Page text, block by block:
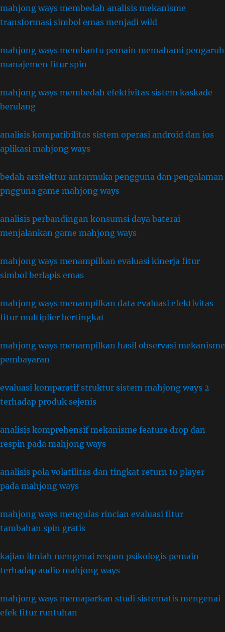
mahjong ways membedah analisis mekanisme
transformasi simbol emas menjadi wild
mahjong ways membantu pemain memahami pengaruh
manajemen fitur spin
mahjong ways membedah efektivitas sistem kaskade
berulang
analisis kompatibilitas sistem operasi android dan ios
aplikasi mahjong ways
bedah arsitektur antarmuka pengguna dan pengalaman
pngguna game mahjong ways
analisis perbandingan konsumsi daya baterai
menjalankan game mahjong ways
mahjong ways menampilkan evaluasi kinerja fitur
simbol berlapis emas
mahjong ways menampilkan data evaluasi efektivitas
fitur multiplier bertingkat
mahjong ways menampilkan hasil observasi mekanisme
pembayaran
evaluasi komparatif struktur sistem mahjong ways 2
terhadap produk sejenis
analisis komprehensif mekanisme feature drop dan
respin pada mahjong ways
analisis pola volatilitas dan tingkat return to player
pada mahjong ways
mahjong ways mengulas rincian evaluasi fitur
tambahan spin gratis
kajian ilmiah mengenai respon psikologis pemain
terhadap audio mahjong ways
mahjong ways memaparkan studi sistematis mengenai
efek fitur runtuhan